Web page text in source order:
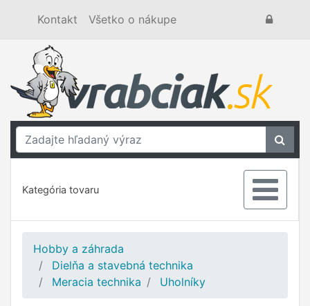
Kontakt Všetko o nákupe
Kategória tovaru
Hobby a záhrada
Dielňa a stavebná technika
Meracia technika
Uholníky